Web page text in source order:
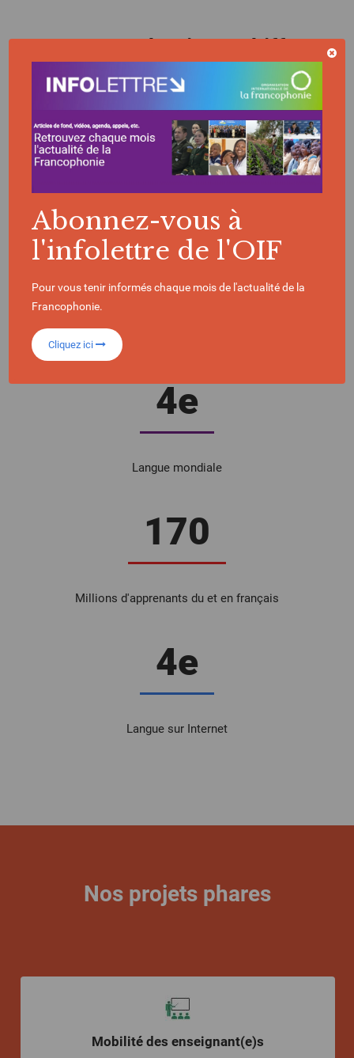
La Francophonie en chiffres
396
90
États et gouvernements composent l’OIF
4e
Langue mondiale
170
Millions d'apprenants du et en français
4e
Langue sur Internet
Nos projets phares
Mobilité des enseignant(e)s
Abonnez-vous à
l'infolettre de l'OIF
Pour vous tenir informés chaque mois de l'actualité de la
Francophonie.
Cliquez ici